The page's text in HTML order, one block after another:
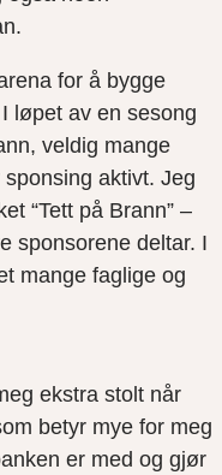
for å bygge
løpet av en sesong
veldig mange
aktivt. Jeg
“Tett på Brann” –
sponsorene deltar. I
mange faglige og
ekstra stolt når
betyr mye for meg
er med og gjør